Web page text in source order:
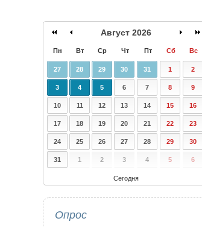
Август 2026
Пн Вт Ср Чт Пт Сб Вс
27 28 29 30 31 1 2
3 4 5 6 7 8 9
10 11 12 13 14 15 16
17 18 19 20 21 22 23
24 25 26 27 28 29 30
31 1 2 3 4 5 6
Сегодня
Опрос